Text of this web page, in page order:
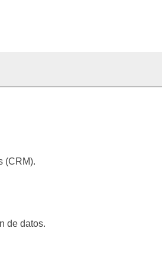
(CRM).
de datos.